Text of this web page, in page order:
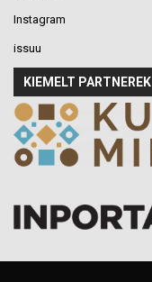
Instagram
issuu
KIEMELT PARTNEREK